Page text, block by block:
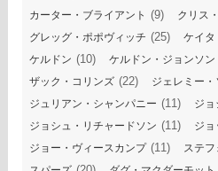
カーター・ブライアント (9) クリス
グレッグ・ポポヴィッチ (25) ケイタ
ケルドン (10) ケルドン・ジョンソン
ザック・コリンズ (22) ジェレミー・
ジュリアン・シャンパニー (11) ジョ
ジョシュ・リチャードソン (11) ジ
ジョー・ヴィースカンプ(11) ステ